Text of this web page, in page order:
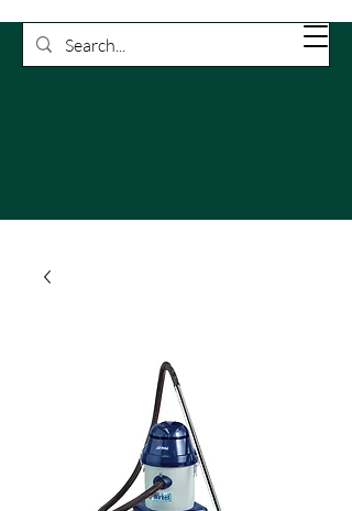
Rossetti
Pulizie